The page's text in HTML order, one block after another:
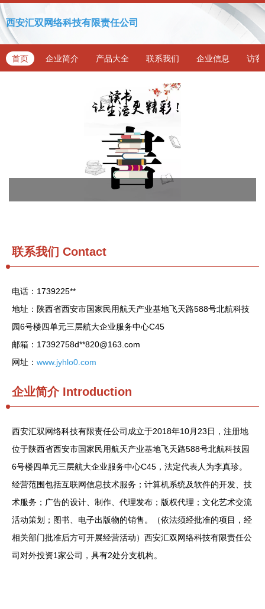
西安汇双网络科技有限责任公司
首页 企业简介 产品大全 联系我们 企业信息 访客
联系我们 Contact
电话：1739225**
地址：陕西省西安市国家民用航天产业基地飞天路588号北航科技
园6号楼四单元三层航大企业服务中心C45
邮箱：17392758d**820@163.com
网址： www.jyhlo0.com
企业简介Introduction
西安汇双网络科技有限责任公司成立于2018年10月23日，注册地
位于陕西省西安市国家民用航天产业基地飞天路588号北航科技园
6号楼四单元三层航大企业服务中心C45，法定代表人为李真珍。
经营范围包括互联网信息技术服务；计算机系统及软件的开发、技
术服务；广告的设计、制作、代理发布；版权代理；文化艺术交流
活动策划；图书、电子出版物的销售。（依法须经批准的项目，经
相关部门批准后方可开展经营活动）西安汇双网络科技有限责任公
司对外投资1家公司，具有2处分支机构。